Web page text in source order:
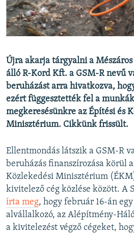
KLÍMAVÁLTOZÁS
A MÚLT TANULSÁGAI
KÖVESSEN MINKET!
Valamennyi RFE/RL weboldal
Újra akarja tárgyalni a
álló R-Kord Kft. a GSM-R nevű
beruházást arra hivatkozva,
ezért függesztették fel a
megkeresésünkre az Építési és
Minisztérium. Cikkünk frissült.
Ellentmondás látszik a GSM-R
beruházás finanszírozása körül
Közlekedési Minisztérium
kivitelező cég közlése között. A
írta meg, hogy február 16-án
alvállalkozó, az Alépítmény-
a kivitelezést végző cégeket,